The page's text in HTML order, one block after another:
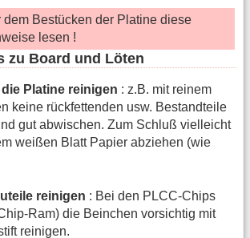
dem Bestücken der Platine diese
lesen !
zu Board und Löten
Platine reinigen : z.B. mit reinem
keine rückfettenden usw. Bestandteile
gut abwischen. Zum Schluß vielleicht
weißen Blatt Papier abziehen (wie
reinigen : Bei den PLCC-Chips
Ram) die Beinchen vorsichtig mit
reinigen.